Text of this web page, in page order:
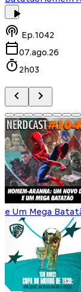
Ep.1042
07.ago.26
2h03
e Um Mega